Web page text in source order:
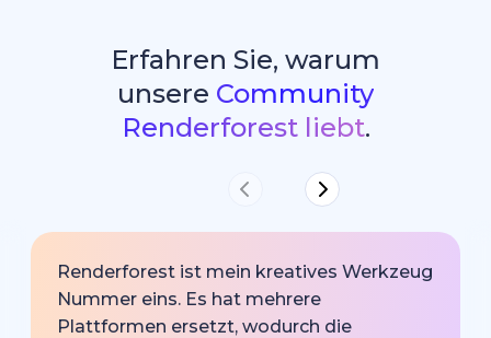
Erfahren Sie, warum
unsere Community
Renderforest liebt.
Renderforest ist mein kreatives Werkzeug
Nummer eins. Es hat mehrere
Plattformen ersetzt, wodurch die